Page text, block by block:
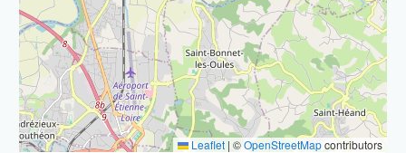
Leaflet | ©OpenStreetMapcontributors